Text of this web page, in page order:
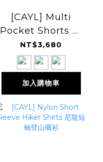
[CAYL] Multi
Pocket Shorts 多
口袋機能短褲
NT$3,680
加入購物車